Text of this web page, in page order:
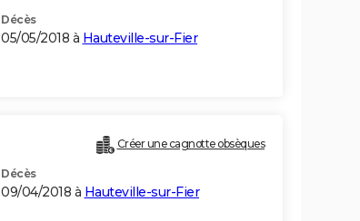
Décès
05/05/2018 à Hauteville-sur-Fier
Créer une cagnotte obsèques
Décès
09/04/2018 à Hauteville-sur-Fier